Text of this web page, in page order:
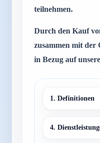
teilnehmen.
Durch den Kauf
zusammen mit der
in Bezug auf
1. Definitionen
4.